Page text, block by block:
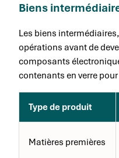
Biens
Les biens
opérations avant de
composants
contenants en verre
Type de produit
Matières premières